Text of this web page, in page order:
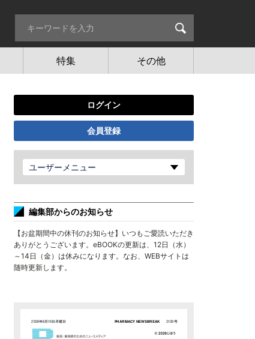
特集 その他
ログイン
会員登録
ユーザーメニュー
編集部からのお知らせ
【お盆期間中の休刊のお知らせ】いつもご愛読いただき
ありがとうございます。eBOOKの更新は、12日（水）
～14日（金）は休みになります。なお、WEBサイトは
随時更新します。